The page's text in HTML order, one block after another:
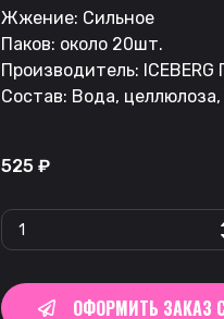
Жжение: Сильное
Паков: около 20шт.
Производитель: ICEBERG
Состав: Вода,
525 ₽
ОФОРМИТЬ ЗАКАЗ